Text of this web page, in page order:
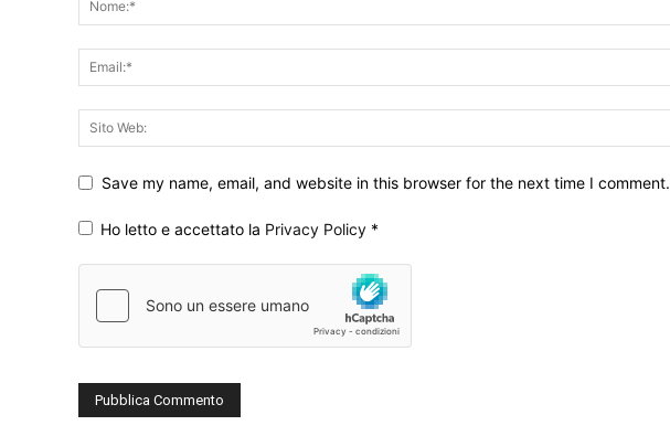
Save my name, email, and website in this browser for the next time I comment.
Ho letto e accettato la Privacy Policy *